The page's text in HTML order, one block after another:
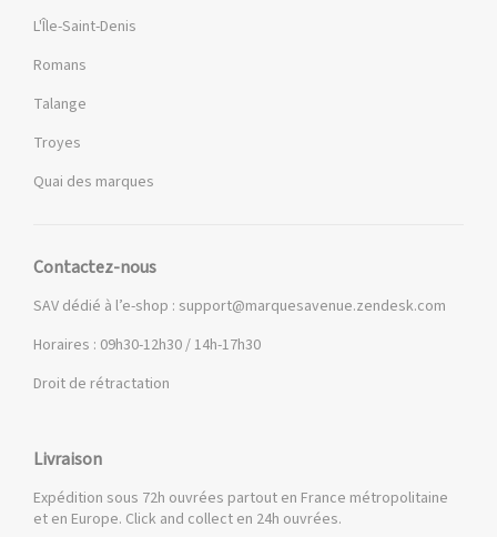
L'Île-Saint-Denis
Romans
Talange
Troyes
Quai des marques
Contactez-nous
SAV dédié à l’e-shop : support@marquesavenue.zendesk.com
Horaires : 09h30-12h30 / 14h-17h30
Droit de rétractation
Livraison
Expédition sous 72h ouvrées partout en France métropolitaine
et en Europe. Click and collect en 24h ouvrées.